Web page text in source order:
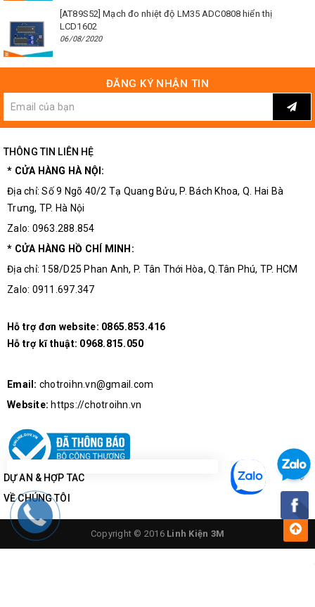
[AT89S52] Mạch đo nhiệt độ LM35 ADC0808 hiển thị
LCD1602
06/08/2020
ĐĂNG KÝ NHẬN TIN
THÔNG TIN LIÊN HỆ
* CỬA HÀNG HÀ NỘI:
Địa chỉ: Số 9 Ngõ 40/2 Tạ Quang Bửu, P. Bách Khoa, Q. Hai Bà
Trưng, TP. Hà Nội
Zalo: 0963.288.854
* CỬA HÀNG HỒ CHÍ MINH:
Địa chỉ: 158/D25 Phan Anh, P. Tân Thới Hòa, Q.Tân Phú, TP. HCM
Zalo: 0911.697.347
Hỗ trợ đơn website: 0865.853.416
Hỗ trợ kĩ thuật: 0968.815.050
Email: chotroihn.vn@gmail.com
Website: https://chotroihn.vn
DỰ ÁN & HỢP TÁC
VỀ CHÚNG TÔI
Copyright © 2016 Linh Kiện 3M